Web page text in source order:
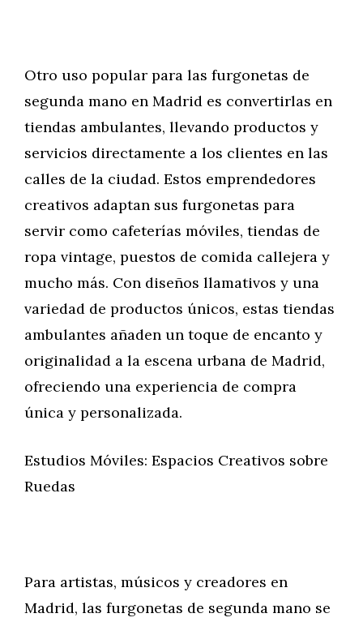
Otro uso popular para las furgonetas de
segunda mano en Madrid es convertirlas en
tiendas ambulantes, llevando productos y
servicios directamente a los clientes en las
calles de la ciudad. Estos emprendedores
creativos adaptan sus furgonetas para
servir como cafeterías móviles, tiendas de
ropa vintage, puestos de comida callejera y
mucho más. Con diseños llamativos y una
variedad de productos únicos, estas tiendas
ambulantes añaden un toque de encanto y
originalidad a la escena urbana de Madrid,
ofreciendo una experiencia de compra
única y personalizada.
Estudios Móviles: Espacios Creativos sobre
Ruedas
Para artistas, músicos y creadores en
Madrid, las furgonetas de segunda mano se